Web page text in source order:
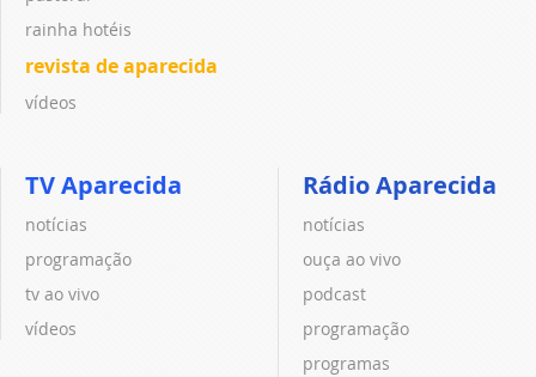
rainha hotéis
revista de aparecida
vídeos
TV Aparecida
notícias
programação
tv ao vivo
vídeos
Rádio Aparecida
notícias
ouça ao vivo
podcast
programação
programas